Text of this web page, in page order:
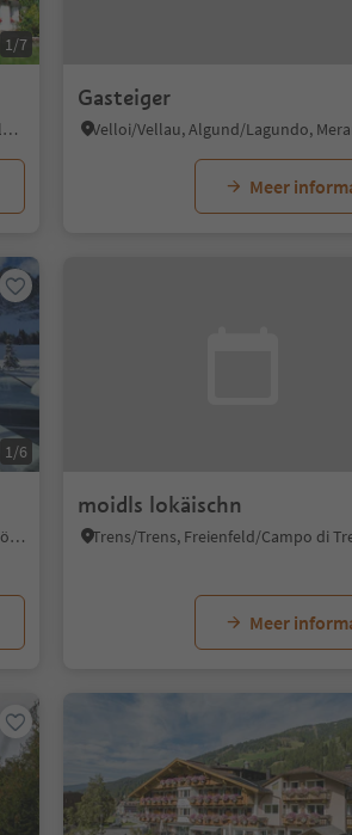
1/7
Selva/Sëlva/Wolkenstein/Sëlva, Sëlva/Selva di Val Gardena, Dolomites Region Val Gardena
Gasteiger
Meer
1/6
S. Maddalena/St. Magdalena - Funes/Villnöss, Villnöss/Funes, Dolomites Region Lüsen Villnöss
moidls lokäischn
Meer